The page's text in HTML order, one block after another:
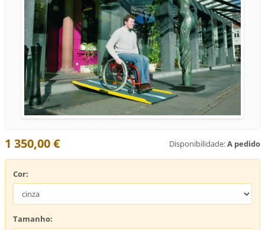
Disponibilidade:A pedido
1 350,00 €
Cor:
Tamanho: